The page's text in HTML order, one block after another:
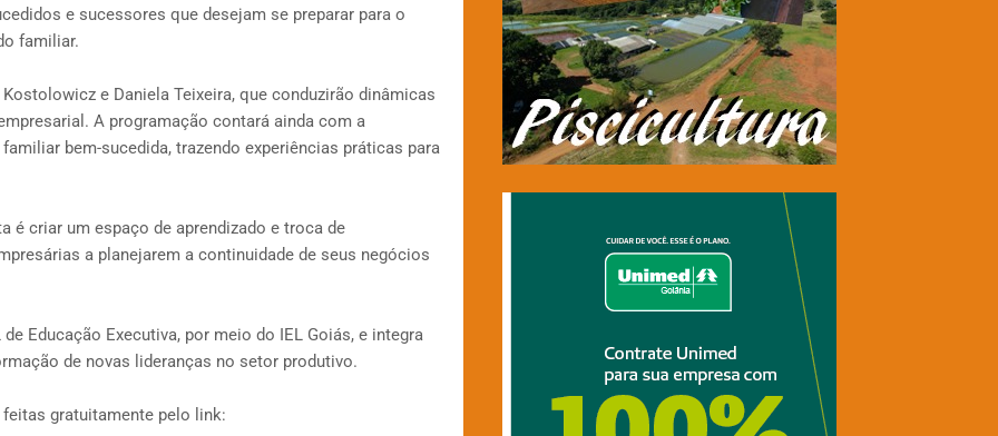
e sucessores que desejam se preparar para o
familiar.
e Daniela Teixeira, que conduzirão dinâmicas
A programação contará ainda com a
bem-sucedida, trazendo experiências práticas para
é criar um espaço de aprendizado e troca de
a planejarem a continuidade de seus negócios
Educação Executiva, por meio do IEL Goiás, e integra
de novas lideranças no setor produtivo.
gratuitamente pelo link: